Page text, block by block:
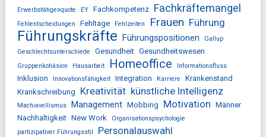
Erwerbstätigenquote
EY Fachkompetenz Fachkräftemangel
Fehlentscheidungen Fehltage Fehlzeiten Frauen Führung
Führungskräfte Führungspositionen
Gallup
Geschlechtsunterschiede
Gesundheit Gesundheitswesen
Gruppenkohäsion Hausarbeit Homeoffice Informationsfluss
Inklusion Innovationsfähigkeit Integration Karriere
Krankenstand
Krankschreibung
Kreativität künstliche Intelligenz
Machiavellismus Management Mobbing Motivation Männer
Nachhaltigkeit New Work
Organisationspsychologie
partizipativer Führungsstil
Personalauswahl